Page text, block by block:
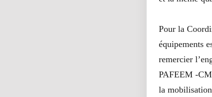
Pour la
équipements
remercier
PAFEEM -
la